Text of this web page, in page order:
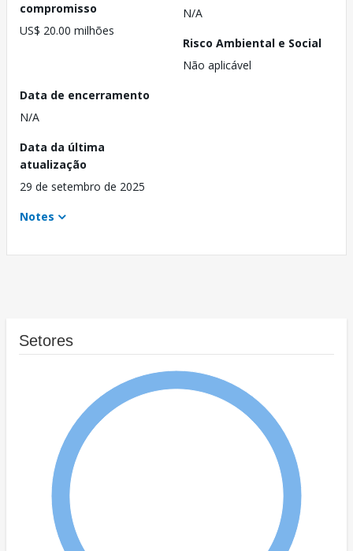
compromisso
US$ 20.00 milhões
N/A
Risco Ambiental e Social
Não aplicável
Data de encerramento
N/A
Data da última
atualização
29 de setembro de 2025
Notes
Setores